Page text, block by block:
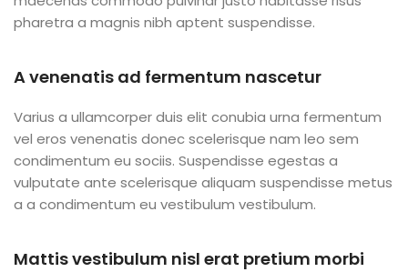
pharetra a magnis nibh aptent suspendisse.
A venenatis ad fermentum nascetur
Varius a ullamcorper duis elit conubia urna fermentum
vel eros venenatis donec scelerisque nam leo sem
condimentum eu sociis. Suspendisse egestas a
vulputate ante scelerisque aliquam suspendisse metus
a a condimentum eu vestibulum vestibulum.
Mattis vestibulum nisl erat pretium morbi